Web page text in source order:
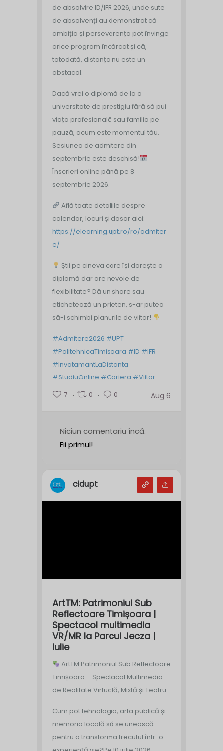
de absolvire ID/IFR 2026, unde sute
de absolvenți au demonstrat că
ambiția și perseverența pot învinge
orice program încărcat și că,
totodată, distanța nu este un
obstacol.
Dacă vrei o diplomă de la o
universitate de prestigiu fără să pui
viața profesională sau familia pe
pauză, acum este momentul tău.
Sesiunea de admitere din
septembrie este deschisă!
Înscrieri online până pe 8
septembrie 2026.
Află toate detaliile despre
calendar, locuri și dosar aici:
https://elearning.upt.ro/ro/admiter
e/
Știi pe cineva care își dorește o
diplomă dar are nevoie de
flexibilitate? Dă un share sau
etichetează un prieten, s-ar putea
să-i schimbi planurile de viitor!
#Admitere2026 #UPT
#PolitehnicaTimisoara #ID #IFR
#InvatamantLaDistanta
#StudiuOnline #Cariera #Viitor
7
0 0 Aug 6
Niciun comentariu încă.
Fii primul!
cidupt
ArtTM: Patrimoniul Sub
Reflectoare Timișoara |
Spectacol multimedia
VR/MR la Parcul Jecza |
Iulie
ArtTM Patrimoniul Sub Reflectoare
Timișoara – Spectacol Multimedia
de Realitate Virtuală, Mixtă și Teatru
Cum pot tehnologia, arta publică și
memoria locală să se unească
pentru a transforma trecutul într-o